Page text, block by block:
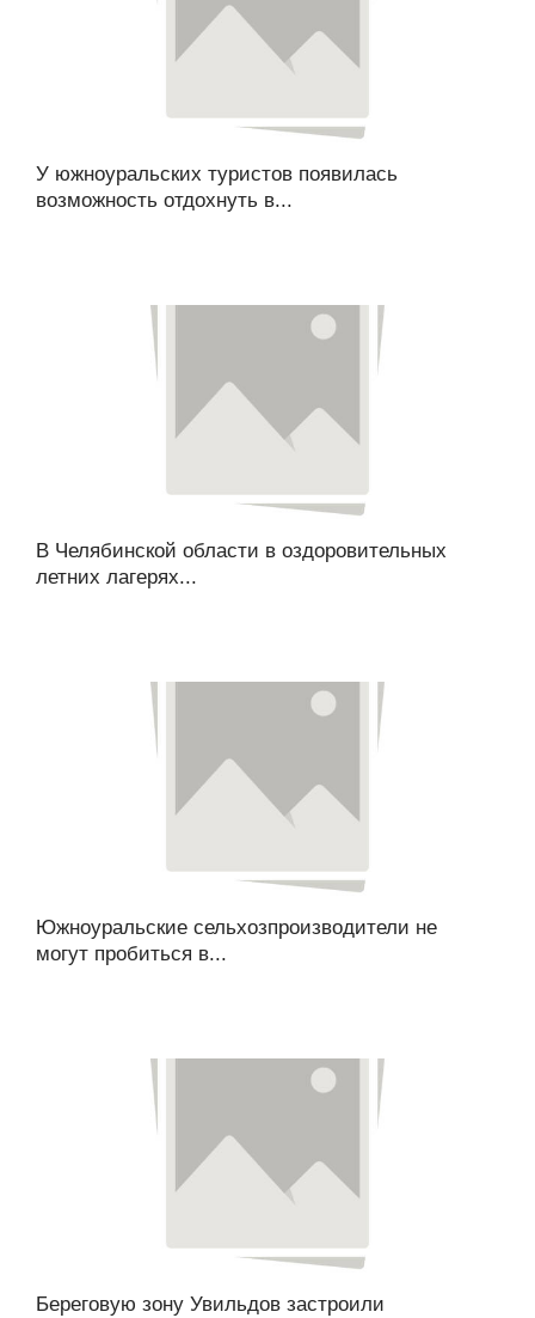
У южноуральских туристов появилась
возможность отдохнуть в...
В Челябинской области в оздоровительных
летних лагерях...
Южноуральские сельхозпроизводители не
могут пробиться в...
Береговую зону Увильдов застроили